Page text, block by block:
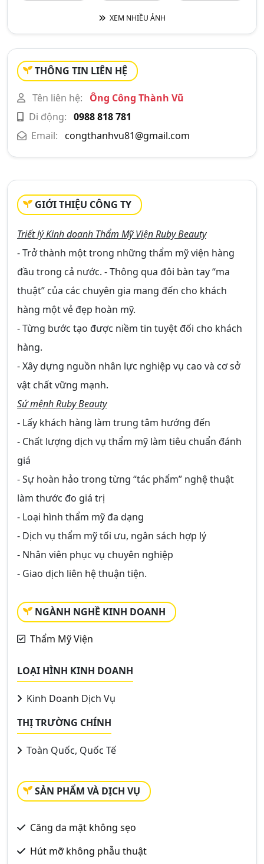
XEM NHIỀU ẢNH
THÔNG TIN LIÊN HỆ
Tên liên hệ:
Ông Công Thành Vũ
Di động: 0988 818 781
Email: congthanhvu81@gmail.com
GIỚI THIỆU CÔNG TY
Triết lý Kinh doanh Thẩm Mỹ Viện Ruby Beauty
- Trở thành một trong những thẩm mỹ viện hàng
đầu trong cả nước. - Thông qua đôi bàn tay “ma
thuật” của các chuyên gia mang đến cho khách
hàng một vẻ đẹp hoàn mỹ.
- Từng bước tạo được niềm tin tuyệt đối cho khách
hàng.
- Xây dựng nguồn nhân lực nghiệp vụ cao và cơ sở
vật chất vững mạnh.
Sứ mệnh Ruby Beauty
- Lấy khách hàng làm trung tâm hướng đến
- Chất lượng dịch vụ thẩm mỹ làm tiêu chuẩn đánh
giá
- Sự hoàn hảo trong từng “tác phẩm” nghệ thuật
làm thước đo giá trị
- Loại hình thẩm mỹ đa dạng
- Dịch vụ thẩm mỹ tối ưu, ngân sách hợp lý
- Nhân viên phục vụ chuyên nghiệp
- Giao dịch liên hệ thuận tiện.
NGÀNH NGHỀ KINH DOANH
Thẩm Mỹ Viện
LOẠI HÌNH KINH DOANH
Kinh Doanh Dịch Vụ
THỊ TRƯỜNG CHÍNH
Toàn Quốc, Quốc Tế
SẢN PHẨM VÀ DỊCH VỤ
Căng da mặt không sẹo
Hút mỡ không phẫu thuật